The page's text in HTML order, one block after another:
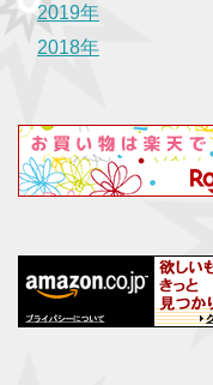
2019年
2018年